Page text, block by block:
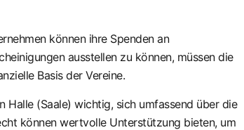
können ihre Spenden an
ausstellen zu können, müssen die
Basis der Vereine.
Halle (Saale) wichtig, sich umfassend über die
können wertvolle Unterstützung bieten, um